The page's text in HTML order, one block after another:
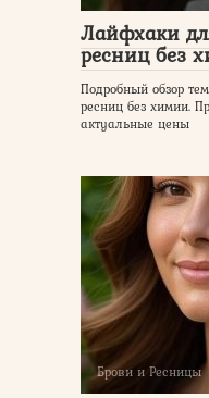
Лайфхаки
ресниц без
Подробный обзор
ресниц без химии.
актуальные цены
Брови и Ресницы